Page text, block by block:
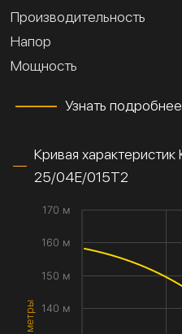
Производительность
Напор
Мощность
Узнать подробнее
Кривая
25/04Е/015Т2
140 м
150 м
160 м
170 м